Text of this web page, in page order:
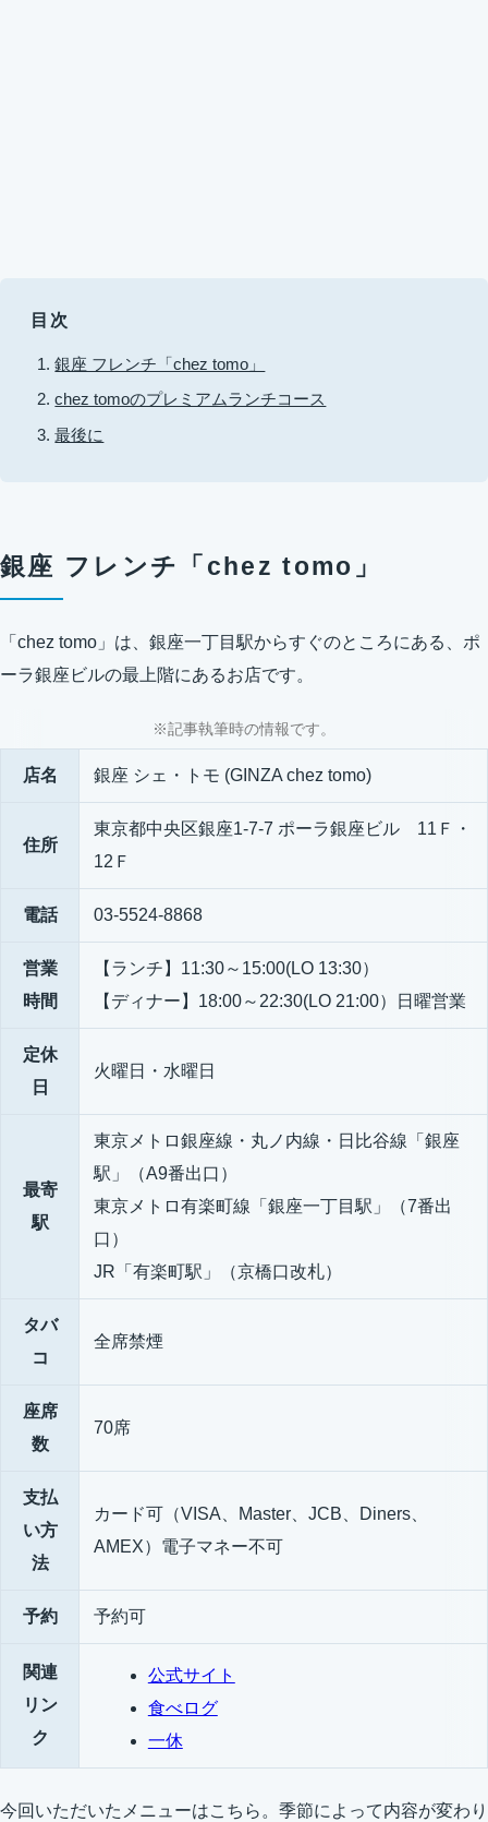
目次
銀座 フレンチ「chez tomo」
chez tomoのプレミアムランチコース
最後に
銀座 フレンチ「chez tomo」
「chez tomo」は、銀座一丁目駅からすぐのところにある、ポ
ーラ銀座ビルの最上階にあるお店です。
※記事執筆時の情報です。
店名 銀座 シェ・トモ (GINZA chez tomo)
住所
東京都中央区銀座1-7-7 ポーラ銀座ビル 11Ｆ・
12Ｆ
電話 03-5524-8868
営業
時間
【ランチ】11:30～15:00(LO 13:30）
【ディナー】18:00～22:30(LO 21:00）日曜営業
定休
日
火曜日・水曜日
最寄
駅
東京メトロ銀座線・丸ノ内線・日比谷線「銀座
駅」（A9番出口）
東京メトロ有楽町線「銀座一丁目駅」（7番出
口）
JR「有楽町駅」（京橋口改札）
タバ
コ
全席禁煙
座席
数
70席
支払
い方
法
カード可（VISA、Master、JCB、Diners、
AMEX）電子マネー不可
予約 予約可
関連
リン
ク
公式サイト
食べログ
一休
今回いただいたメニューはこちら。季節によって内容が変わり